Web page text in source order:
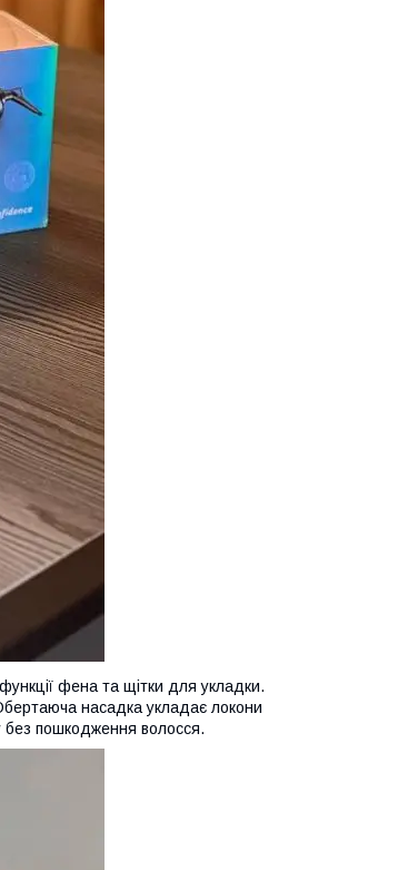
фена та щітки для укладки.
насадка укладає локони
без пошкодження волосся.